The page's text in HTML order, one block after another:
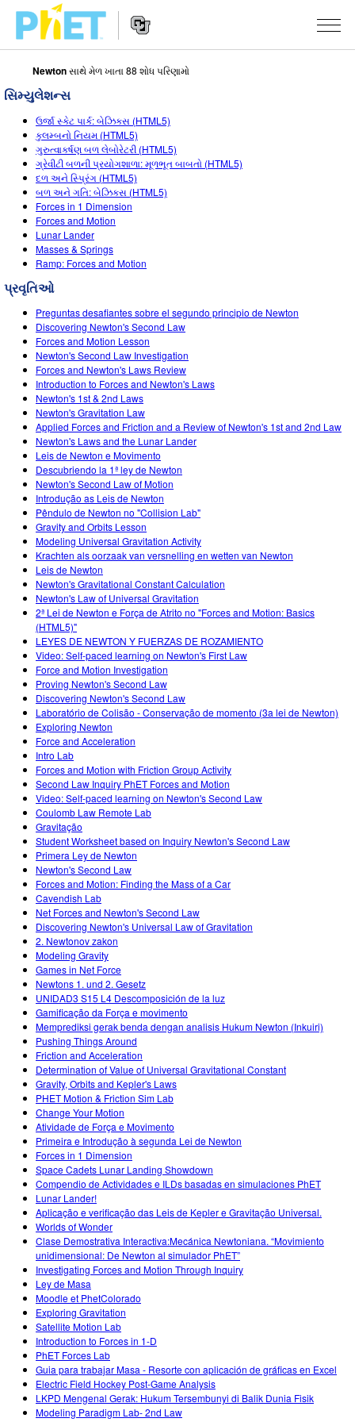
PhET
વેબસાઇટ
શોધો
Navigation
સિમ્યુલેશન્સ
બધા સિમ્સ
ભૌતિકવિજ્ઞાન
ગણિત
રસાયણવિજ્ઞાન
અર્થ સાયન્સ
બાયોલોજી
ભાષાંતરીત સિમ્સ
Customizable Sims
STUDIO
About Studio
Customizable Sims
Start a Free Trial
Purchase a License
ભણાવવું
એક્ટિવિટીઝ બ્રાઉઝ કરો
તમારી એક્ટિવિટીઝ શેર કરો
Activity Contribution Guidelines
Professional Learning with PhET
Teaching with PhET
સંશોધન
પહેલ
Data Fluency
STEM એડમાં DEIB
SceneryStack OSE
Impact Report
સાઇન ઇન કરો / નોંધણી કરો
Newtonસાથે મેળ ખાતા 88 શોધ પરિણામો
સિમ્યુલેશન્સ
ઉર્જા સ્કેટ પાર્ક: બેઝિક્સ (HTML5)
કુલમ્બનો નિયમ (HTML5)
ગુરુત્વાકર્ષણ બળ લેબોરેટરી (HTML5)
ગ્રેવીટી બળની પ્રયોગશાળા: મૂળભૂત બાબતો (HTML5)
દળ અને સ્પ્રિંગ (HTML5)
બળ અને ગતિ: બેઝિક્સ (HTML5)
Forces in 1 Dimension
Forces and Motion
Lunar Lander
Masses & Springs
Ramp: Forces and Motion
પ્રવૃતિઓ
Preguntas desafiantes sobre el segundo principio de Newton
Discovering Newton's Second Law
Forces and Motion Lesson
Newton's Second Law Investigation
Forces and Newton's Laws Review
Introduction to Forces and Newton's Laws
Newton's 1st & 2nd Laws
Newton's Gravitation Law
Applied Forces and Friction and a Review of Newton's 1st and 2nd Law
Newton's Laws and the Lunar Lander
Leis de Newton e Movimento
Descubriendo la 1ª ley de Newton
Newton's Second Law of Motion
Introdução as Leis de Newton
Pêndulo de Newton no "Collision Lab"
Gravity and Orbits Lesson
Modeling Universal Gravitation Activity
Krachten als oorzaak van versnelling en wetten van Newton
Leis de Newton
Newton's Gravitational Constant Calculation
Newton's Law of Universal Gravitation
2ª Lei de Newton e Força de Atrito no "Forces and Motion: Basics
(HTML5)"
LEYES DE NEWTON Y FUERZAS DE ROZAMIENTO
Video: Self-paced learning on Newton's First Law
Force and Motion Investigation
Proving Newton's Second Law
Discovering Newton's Second Law
Laboratório de Colisão - Conservação de momento (3a lei de Newton)
Exploring Newton
Force and Acceleration
Intro Lab
Forces and Motion with Friction Group Activity
Second Law Inquiry PhET Forces and Motion
Video: Self-paced learning on Newton's Second Law
Coulomb Law Remote Lab
Gravitação
Student Worksheet based on Inquiry Newton's Second Law
Primera Ley de Newton
Newton's Second Law
Forces and Motion: Finding the Mass of a Car
Cavendish Lab
Net Forces and Newton's Second Law
Discovering Newton's Universal Law of Gravitation
2. Newtonov zakon
Modeling Gravity
Games in Net Force
Newtons 1. und 2. Gesetz
UNIDAD3 S15 L4 Descomposición de la luz
Gamificação da Força e movimento
Memprediksi gerak benda dengan analisis Hukum Newton (Inkuiri)
Pushing Things Around
Friction and Acceleration
Determination of Value of Universal Gravitational Constant
Gravity, Orbits and Kepler's Laws
PHET Motion & Friction Sim Lab
Change Your Motion
Atividade de Força e Movimento
Primeira e Introdução à segunda Lei de Newton
Forces in 1 Dimension
Space Cadets Lunar Landing Showdown
Compendio de Actividades e ILDs basadas en simulaciones PhET
Lunar Lander!
Aplicação e verificação das Leis de Kepler e Gravitação Universal.
Worlds of Wonder
Clase Demostrativa Interactiva:Mecánica Newtoniana. “Movimiento
unidimensional: De Newton al simulador PhET”
Investigating Forces and Motion Through Inquiry
Ley de Masa
Moodle et PhetColorado
Exploring Gravitation
Satellite Motion Lab
Introduction to Forces in 1-D
PhET Forces Lab
Guia para trabajar Masa - Resorte con aplicación de gráficas en Excel
Electric Field Hockey Post-Game Analysis
LKPD Mengenal Gerak: Hukum Tersembunyi di Balik Dunia Fisik
Modeling Paradigm Lab- 2nd Law